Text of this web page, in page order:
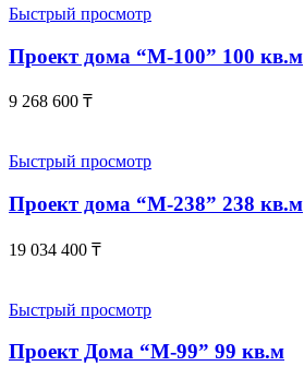
Быстрый просмотр
Проект дома “М-100” 100 кв.м
9 268 600 ₸
Быстрый просмотр
Проект дома “М-238” 238 кв.м
19 034 400 ₸
Быстрый просмотр
Проект Дома “М-99” 99 кв.м